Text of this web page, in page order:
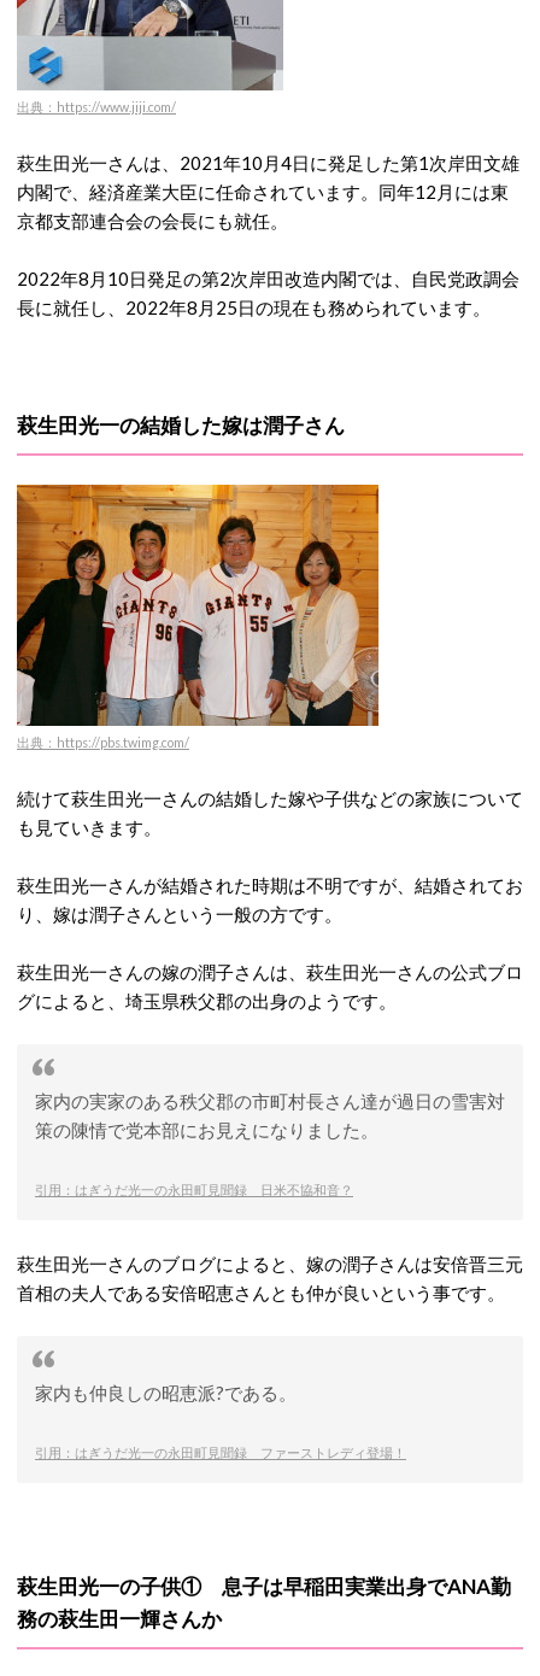
出典：https://www.jiji.com/
萩生田光一さんは、2021年10月4日に発足した第1次岸田文雄
内閣で、経済産業大臣に任命されています。同年12月には東
京都支部連合会の会長にも就任。
2022年8月10日発足の第2次岸田改造内閣では、自民党政調会
長に就任し、2022年8月25日の現在も務められています。
萩生田光一の結婚した嫁は潤子さん
出典：https://pbs.twimg.com/
続けて萩生田光一さんの結婚した嫁や子供などの家族について
も見ていきます。
萩生田光一さんが結婚された時期は不明ですが、結婚されてお
り、嫁は潤子さんという一般の方です。
萩生田光一さんの嫁の潤子さんは、萩生田光一さんの公式ブロ
グによると、埼玉県秩父郡の出身のようです。
家内の実家のある秩父郡の市町村長さん達が過日の雪害対
策の陳情で党本部にお見えになりました。
引用：はぎうだ光一の永田町見聞録 日米不協和音？
萩生田光一さんのブログによると、嫁の潤子さんは安倍晋三元
首相の夫人である安倍昭恵さんとも仲が良いという事です。
家内も仲良しの昭恵派?である。
引用：はぎうだ光一の永田町見聞録 ファーストレディ登場！
萩生田光一の子供① 息子は早稲田実業出身でANA勤
務の萩生田一輝さんか